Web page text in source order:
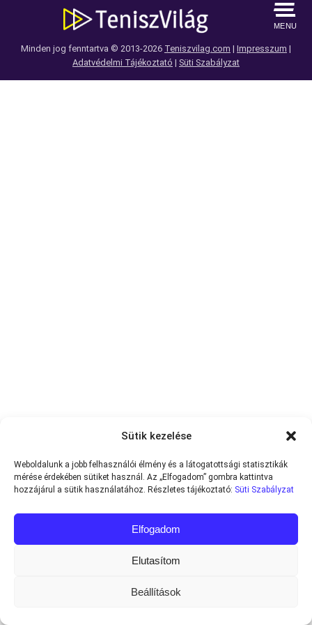
Sütik kezelése
Weboldalunk a jobb felhasználói élmény és a látogatottsági statisztikák
mérése érdekében sütiket használ. Az „Elfogadom” gombra kattintva
hozzájárul a sütik használatához. Részletes tájékoztató: Süti Szabályzat
Elfogadom
Elutasítom
Beállítások
MENU
Minden jog fenntartva © 2013-2026 Teniszvilag.com | Impresszum |
Adatvédelmi Tájékoztató | Süti Szabályzat